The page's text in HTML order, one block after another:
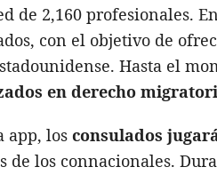
de 2,160 profesionales.
con el objetivo de
Hasta el
en derecho
app, los consulados
de los connacionales.